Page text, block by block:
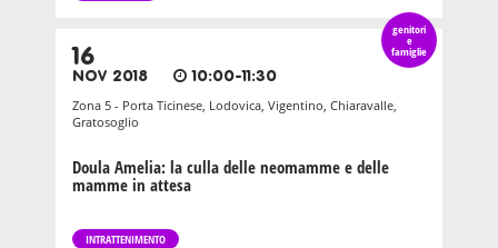
genitori
e
famiglie
16
NOV 2018 10:00-11:30
Zona 5 - Porta Ticinese, Lodovica, Vigentino, Chiaravalle,
Gratosoglio
Doula Amelia: la culla delle neomamme e delle
mamme in attesa
INTRATTENIMENTO